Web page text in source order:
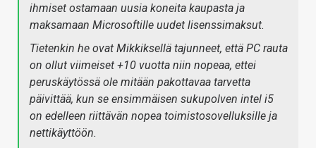
ihmiset ostamaan uusia koneita kaupasta ja
maksamaan Microsoftille uudet lisenssimaksut.
Tietenkin he ovat Mikkiksellä tajunneet, että PC rauta
on ollut viimeiset +10 vuotta niin nopeaa, ettei
peruskäytössä ole mitään pakottavaa tarvetta
päivittää, kun se ensimmäisen sukupolven intel i5
on edelleen riittävän nopea toimistosovelluksille ja
nettikäyttöön.